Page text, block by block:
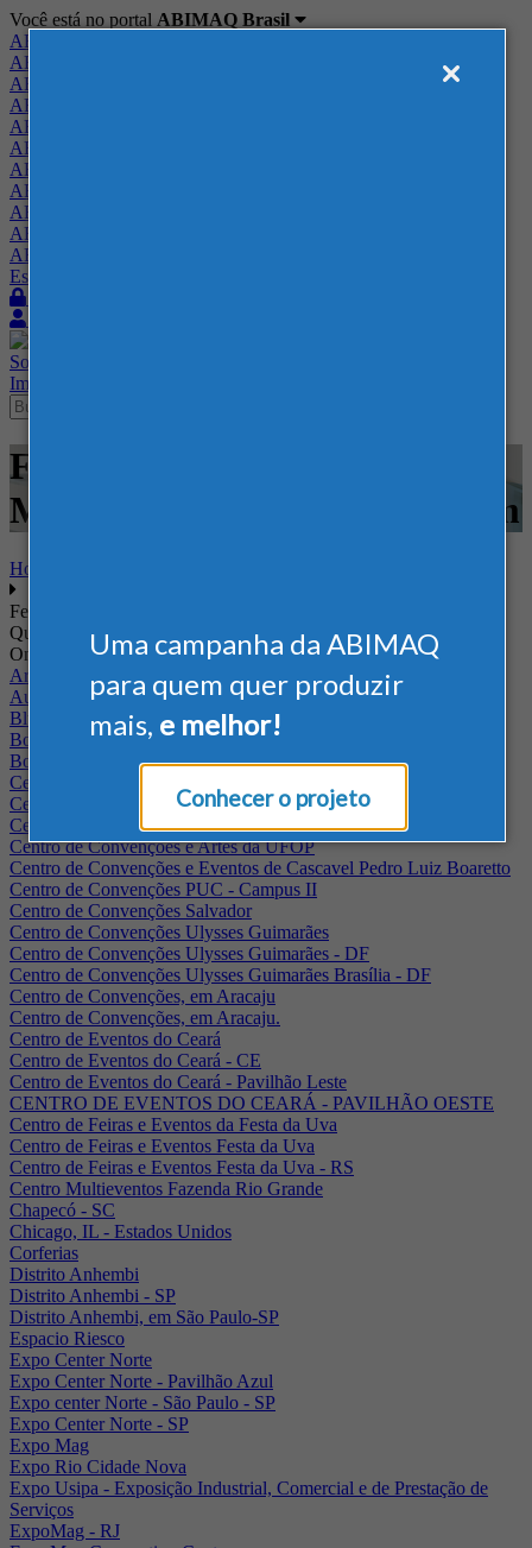
Uma campanha da ABIMAQ
para quem quer produzir
mais, e melhor!
Conhecer o projeto
Você está no portal ABIMAQ Brasil
ABIMAQ Brasil
ABIMAQ Minas Gerais
ABIMAQ Norte-Nordeste
ABIMAQ Paraná
ABIMAQ Piracicaba
ABIMAQ Ribeirão Preto
ABIMAQ Rio de Janeiro
ABIMAQ Rio Grande do Sul
ABIMAQ Santa Catarina
ABIMAQ São Paulo
ABIMAQ Vale do Paraíba
Escritório de Relações Governamentais
Sobre
Imprensa
Feiras - Expo Mag -
Movimentação e Armazenagem
Home
Feiras
Quando
Onde
Arena Jaguariuna
Auditório Albano Franco - FIEPA
Blumenau - SC
BolognaFiere
Boulevard Olimpico - RJ
Centro Internacional de Convenções do Brasil, em Brasília
Centro de Convenções - SE
Centro de Convenções de Pernambuco - PE
Centro de Convenções e Artes da UFOP
Centro de Convenções e Eventos de Cascavel Pedro Luiz Boaretto
Centro de Convenções PUC - Campus II
Centro de Convenções Salvador
Centro de Convenções Ulysses Guimarães
Centro de Convenções Ulysses Guimarães - DF
Centro de Convenções Ulysses Guimarães Brasília - DF
Centro de Convenções, em Aracaju
Centro de Convenções, em Aracaju.
Centro de Eventos do Ceará
Centro de Eventos do Ceará - CE
Centro de Eventos do Ceará - Pavilhão Leste
CENTRO DE EVENTOS DO CEARÁ - PAVILHÃO OESTE
Centro de Feiras e Eventos da Festa da Uva
Centro de Feiras e Eventos Festa da Uva
Centro de Feiras e Eventos Festa da Uva - RS
Centro Multieventos Fazenda Rio Grande
Chapecó - SC
Chicago, IL - Estados Unidos
Corferias
Distrito Anhembi
Distrito Anhembi - SP
Distrito Anhembi, em São Paulo-SP
Espacio Riesco
Expo Center Norte
Expo Center Norte - Pavilhão Azul
Expo center Norte - São Paulo - SP
Expo Center Norte - SP
Expo Mag
Expo Rio Cidade Nova
Expo Usipa - Exposição Industrial, Comercial e de Prestação de
Serviços
ExpoMag - RJ